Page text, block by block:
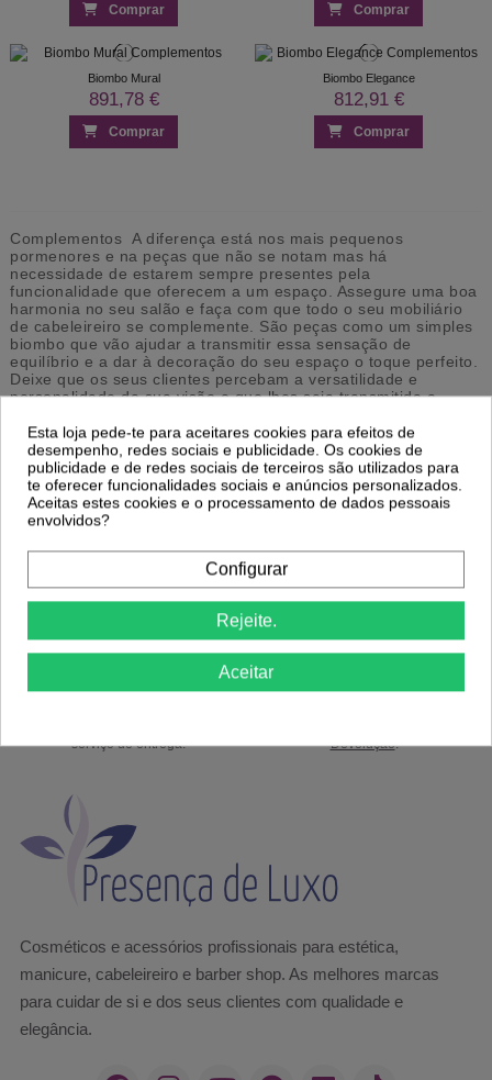
Comprar Comprar
Biombo Mural
891,78 €
Comprar
Biombo Elegance
812,91 €
Comprar
Complementos A diferença está nos mais pequenos
pormenores e na peças que não se notam mas há
necessidade de estarem sempre presentes pela
funcionalidade que oferecem a um espaço. Assegure uma boa
harmonia no seu salão e faça com que todo o seu mobiliário
de cabeleireiro se complemente. São peças como um simples
biombo que vão ajudar a transmitir essa sensação de
equilíbrio e a dar à decoração do seu espaço o toque perfeito.
Deixe que os seus clientes percebam a versatilidade e
personalidade da sua visão e que lhes seja transmitida a
Biombo Tree, ofereça a máxima privacidade aos seus clientes
garantido um serviço de qualidade.
a partir de 39€ apenas para Península
Ligue já 220174236 ou 916967800
serviço de entrega.
Devolução.
Cosméticos e acessórios profissionais para estética,
manicure, cabeleireiro e barber shop. As melhores marcas
para cuidar de si e dos seus clientes com qualidade e
elegância.
Esta loja pede-te para aceitares cookies para efeitos de
desempenho, redes sociais e publicidade. Os cookies de
publicidade e de redes sociais de terceiros são utilizados para
te oferecer funcionalidades sociais e anúncios personalizados.
Aceitas estes cookies e o processamento de dados pessoais
envolvidos?
Configurar
Rejeite.
Aceitar